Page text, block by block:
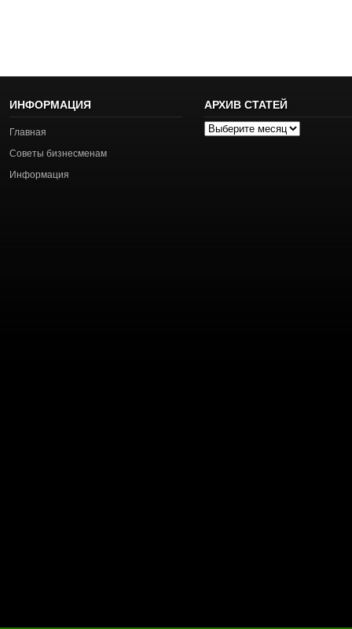
ИНФОРМАЦИЯ
Главная
Советы бизнесменам
Информация
АРХИВ СТАТЕЙ
Архив